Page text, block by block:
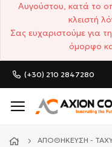
Αυγούστου, κατά το
κλειστή
Σας ευχαριστούμε για
όμορφο
(+30) 210 2847280
ΑΠΟΘΉΚΕΥΣΗ -